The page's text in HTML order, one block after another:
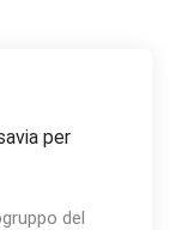
per
del